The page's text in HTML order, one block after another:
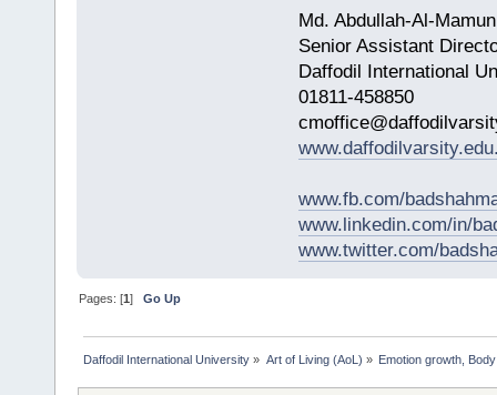
Md. Abdullah-Al-
Senior Assistant
Daffodil International
01811-458850
www.fb.com/
www.linkedin.com/in/
www.twitter.com/
Pages: [1]Go Up
Daffodil International University » Art of Living (AoL) » Emotion growth,